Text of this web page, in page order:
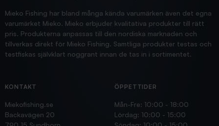
Mieko Fishing har bland många kända varumärken även det egna
varumärket Mieko. Mieko erbjuder kvalitativa produkter till rätt
pris. Produkterna anpassas till den nordiska marknaden och
tillverkas direkt för Mieko Fishing. Samtliga produkter testas och
testfiskas självklart noggrant innan de tas in i sortimentet.
KONTAKT
Miekofishing.se
Backavägen 20
ÖPPETTIDER
Mån-Fre: 10:00 - 18:00
Lördag: 10:00 - 15:00